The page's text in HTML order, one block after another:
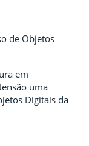
de Objetos
em
uma
Digitais da